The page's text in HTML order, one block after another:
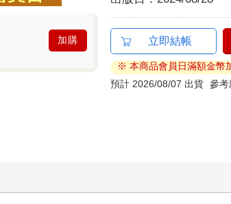
加購 立即結帳
※ 本商品會員日滿額金幣
預計 2026/08/07 出貨 參